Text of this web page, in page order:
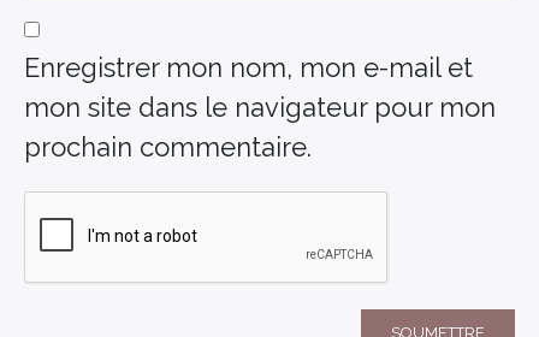
Enregistrer mon nom, mon e-mail et
mon site dans le navigateur pour mon
prochain commentaire.